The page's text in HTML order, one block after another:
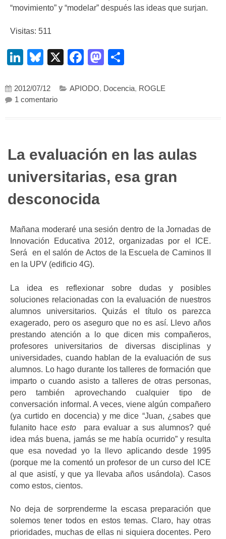
“movimiento” y “modelar” después las ideas que surjan.
Visitas: 511
LinkedIn
Bluesky
X Facebook
Mastodon
2012/07/12 APIODO, Docencia, ROGLE
1 comentarioen Pensamiento lateral: ejemplo de escape por
La evaluación en las aulas
universitarias, esa gran
desconocida
Mañana moderaré una sesión dentro de la Jornadas de
Innovación Educativa 2012, organizadas por el ICE.
Será en el salón de Actos de la Escuela de Caminos II
en la UPV (edificio 4G).
La idea es reflexionar sobre dudas y posibles
soluciones relacionadas con la evaluación de nuestros
alumnos universitarios. Quizás el título os parezca
exagerado, pero os aseguro que no es así. Llevo años
prestando atención a lo que dicen mis compañeros,
profesores universitarios de diversas disciplinas y
universidades, cuando hablan de la evaluación de sus
alumnos. Lo hago durante los talleres de formación que
imparto o cuando asisto a talleres de otras personas,
pero también aprovechando cualquier tipo de
conversación informal. A veces, viene algún compañero
(ya curtido en docencia) y me dice “Juan, ¿sabes que
fulanito haceesto para evaluar a sus alumnos? qué
idea más buena, jamás se me había ocurrido” y resulta
que esa novedad yo la llevo aplicando desde 1995
(porque me la comentó un profesor de un curso del ICE
al que asistí, y que ya llevaba años usándola). Casos
como estos, cientos.
No deja de sorprenderme la escasa preparación que
solemos tener todos en estos temas. Claro, hay otras
prioridades, muchas de ellas ni siquiera docentes. Pero